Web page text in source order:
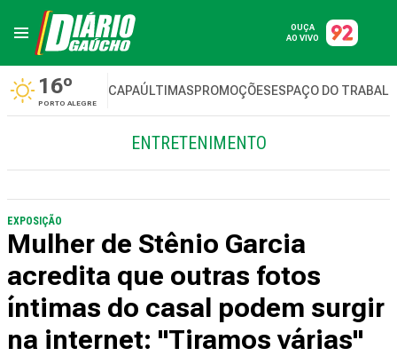
OUÇA
AO VIVO
16º
PORTO ALEGRE
CAPAÚLTIMASPROMOÇÕESESPAÇO DO
ENTRETENIMENTO
EXPOSIÇÃO
Mulher de Stênio Garcia
acredita que outras fotos
íntimas do casal podem surgir
na internet: "Tiramos várias"